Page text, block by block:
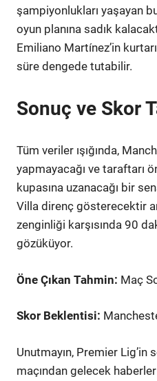
şampiyonlukları yaşayan
oyun planına sadık
Emiliano Martínez’in
süre dengede tutabilir.
Sonuç ve Skor
Tüm veriler ışığında,
yapmayacağı ve taraftarı
kupasına uzanacağı bir
Villa direnç gösterecektir
zenginliği karşısında 90
gözüküyor.
Öne Çıkan Tahmin: Maç
Skor Beklentisi:
Unutmayın, Premier Lig’in
maçından gelecek